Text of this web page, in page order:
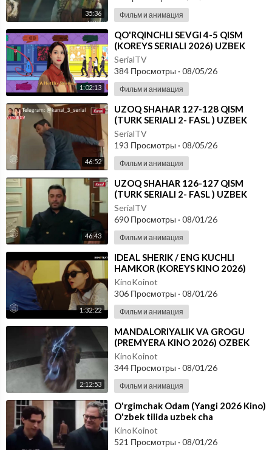
35:36 Фильм и анимация
1:02:13
⁣⁣QO'RQINCHLI SEVGI 4-5 QISM
(KOREYS SERIALI 2026) UZBEK
TILIDA
SerialTV
384 Просмотры · 08/05/26
Фильм и анимация
46:52
⁣UZOQ SHAHAR 127-128 QISM
(TURK SERIALI 2- FASL ) UZBEK
TILIDA
SerialTV
193 Просмотры · 08/05/26
Фильм и анимация
46:43
⁣UZOQ SHAHAR 126-127 QISM
(TURK SERIALI 2- FASL ) UZBEK
TILIDA
SerialTV
690 Просмотры · 08/01/26
Фильм и анимация
1:32:22
⁣IDEAL SHERIK / ENG KUCHLI
HAMKOR (KOREYS KINO 2026)
UZBEK TILIDA
KinoKoinot
306 Просмотры · 08/01/26
Фильм и анимация
2:12:53
⁣MANDALORIYALIK VA GROGU
(PREMYERA KINO 2026) OZBEK
TILIDA
KinoKoinot
344 Просмотры · 08/01/26
Фильм и анимация
⁣O'rgimchak Odam (Yangi 2026 Kino)
O'zbek tilida uzbek cha
KinoKoinot
521 Просмотры · 08/01/26